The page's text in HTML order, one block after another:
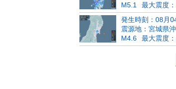
M5.1
最大震度
発生時刻：08月
震源地：宮城県沖
M4.6
最大震度